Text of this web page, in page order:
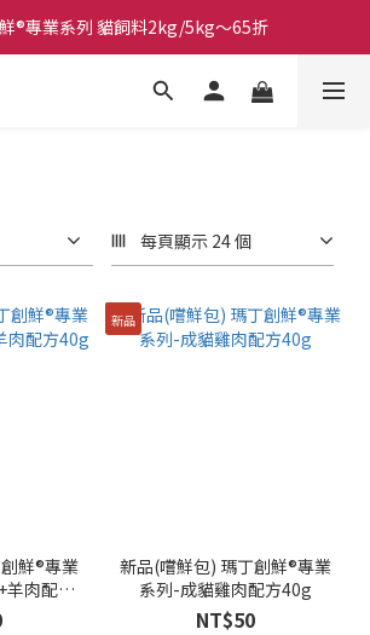
®專業系列 貓飼料2kg/5kg～65折
每頁顯示 24 個
鮮®專業
羊肉配方
新品
新品(嚐鮮包) 瑪丁創鮮®專業
系列-成貓雞肉配方40g
NT$50